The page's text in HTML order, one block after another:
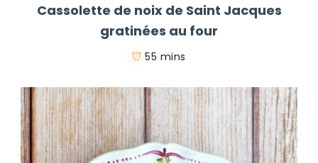
Cassolette de noix de Saint Jacques
gratinées au four
55 mins